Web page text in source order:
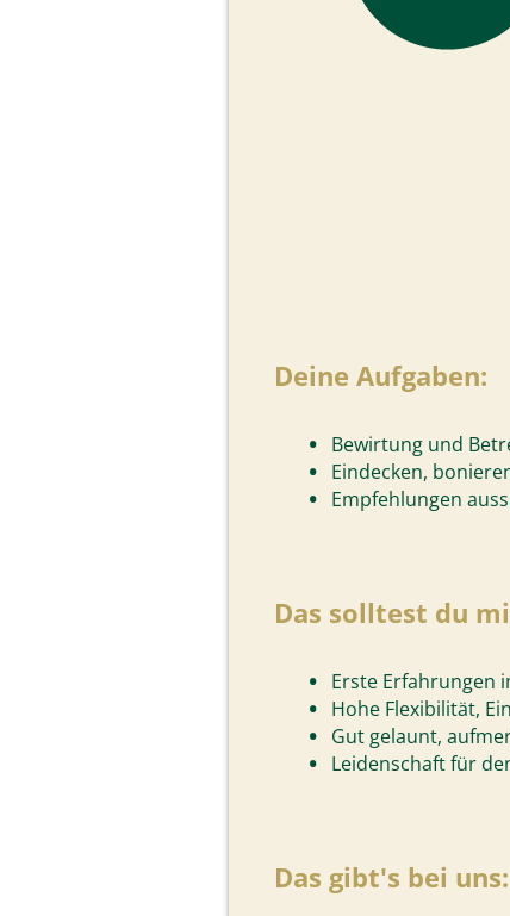
Deine Aufgaben:
Bewirtung und
Eindecken,
Empfehlungen
Das solltest du
Erste Erfahrungen
Hohe Flexibilität,
Gut gelaunt,
Leidenschaft für
Das gibt's bei uns: